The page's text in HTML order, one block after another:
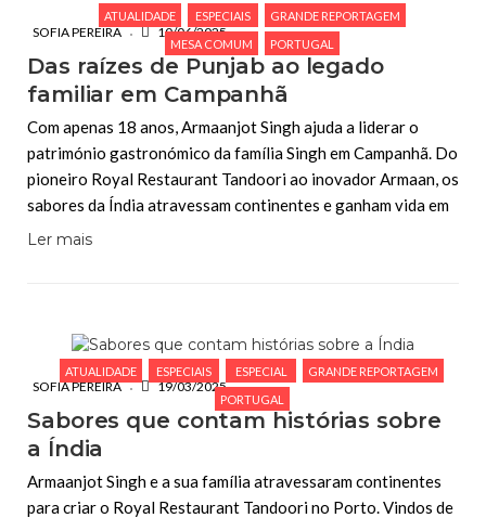
ATUALIDADE ESPECIAIS
GRANDE REPORTAGEM
MESA COMUM
PORTUGAL
SOFIA PEREIRA 10/06/2025
Das raízes de Punjab ao legado
familiar em Campanhã
Com apenas 18 anos, Armaanjot Singh ajuda a liderar o
património gastronómico da família Singh em Campanhã. Do
pioneiro Royal Restaurant Tandoori ao inovador Armaan, os
sabores da Índia atravessam continentes e ganham vida em
Ler mais
ATUALIDADE ESPECIAIS ESPECIAL
GRANDE REPORTAGEM
PORTUGAL
SOFIA PEREIRA 19/03/2025
Sabores que contam histórias sobre
a Índia
Armaanjot Singh e a sua família atravessaram continentes
para criar o Royal Restaurant Tandoori no Porto. Vindos de